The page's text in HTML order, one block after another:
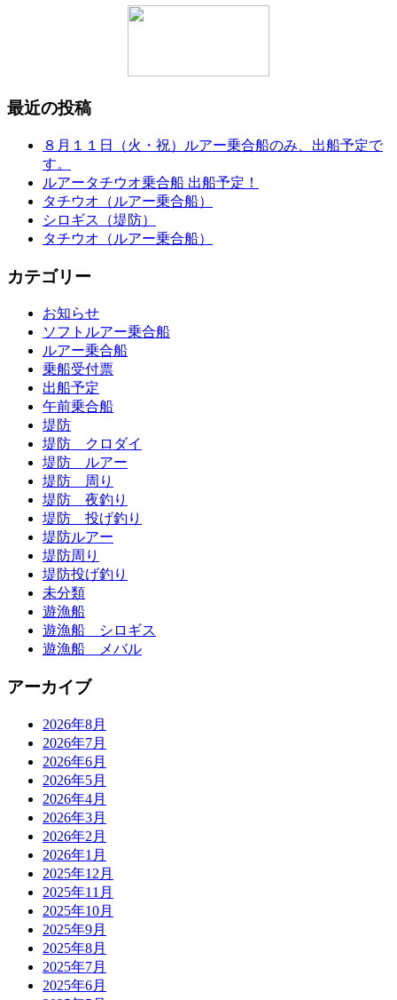
最近の投稿
８月１１日（火・祝）ルアー乗合船のみ、出船予定で
す。
ルアータチウオ乗合船 出船予定！
タチウオ（ルアー乗合船）
シロギス（堤防）
タチウオ（ルアー乗合船）
カテゴリー
お知らせ
ソフトルアー乗合船
ルアー乗合船
乗船受付票
出船予定
午前乗合船
堤防
堤防 クロダイ
堤防 ルアー
堤防 周り
堤防 夜釣り
堤防 投げ釣り
堤防ルアー
堤防周り
堤防投げ釣り
未分類
遊漁船
遊漁船 シロギス
遊漁船 メバル
アーカイブ
2026年8月
2026年7月
2026年6月
2026年5月
2026年4月
2026年3月
2026年2月
2026年1月
2025年12月
2025年11月
2025年10月
2025年9月
2025年8月
2025年7月
2025年6月